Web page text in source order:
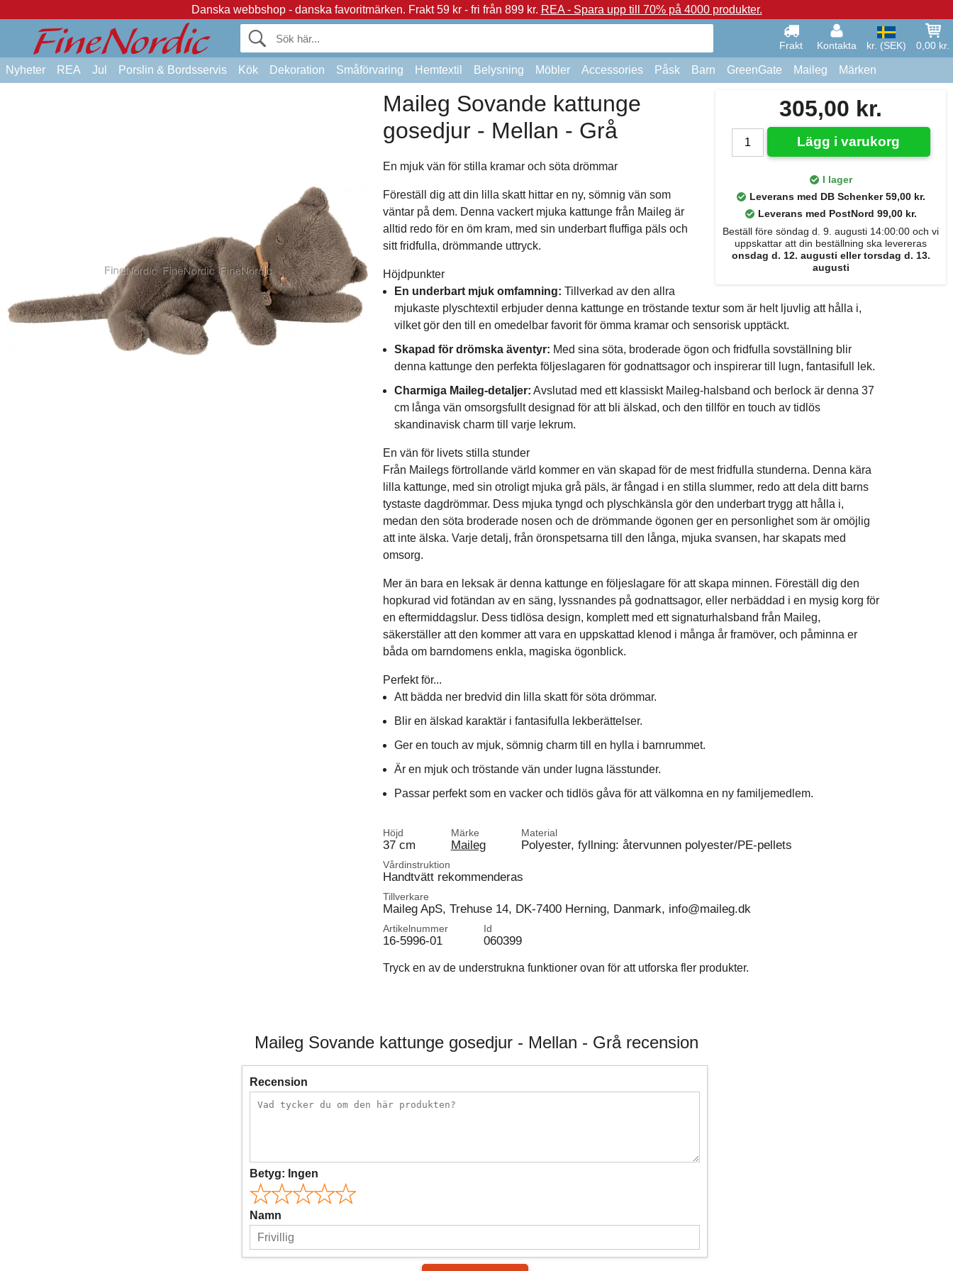
Danska webbshop - danska favoritmärken. Frakt 59 kr - fri från 899 kr. REA - Spara upp till 70% på 4000 produkter.
Frakt Kontakta kr. (SEK) 0,00 kr.
Nyheter REA Jul Porslin & Bordsservis Kök Dekoration Småförvaring Hemtextil Belysning Möbler Accessories Påsk Barn GreenGate Maileg Märken
305,00 kr.
Lägg i varukorg
I lager
Leverans med DB Schenker 59,00 kr.
Leverans med PostNord 99,00 kr.
Beställ före söndag d. 9. augusti 14:00:00 och vi
uppskattar att din beställning ska levereras
onsdag d. 12. augusti eller torsdag d. 13.
augusti
Maileg Sovande kattunge
gosedjur - Mellan - Grå
En mjuk vän för stilla kramar och söta drömmar
Föreställ dig att din lilla skatt hittar en ny, sömnig vän som
väntar på dem. Denna vackert mjuka kattunge från Maileg är
alltid redo för en öm kram, med sin underbart fluffiga päls och
sitt fridfulla, drömmande uttryck.
Höjdpunkter
En underbart mjuk omfamning: Tillverkad av den allra
mjukaste plyschtextil erbjuder denna kattunge en tröstande textur som är helt ljuvlig att hålla i,
vilket gör den till en omedelbar favorit för ömma kramar och sensorisk upptäckt.
Skapad för drömska äventyr: Med sina söta, broderade ögon och fridfulla sovställning blir
denna kattunge den perfekta följeslagaren för godnattsagor och inspirerar till lugn, fantasifull lek.
Charmiga Maileg-detaljer: Avslutad med ett klassiskt Maileg-halsband och berlock är denna 37
cm långa vän omsorgsfullt designad för att bli älskad, och den tillför en touch av tidlös
skandinavisk charm till varje lekrum.
En vän för livets stilla stunder
Från Mailegs förtrollande värld kommer en vän skapad för de mest fridfulla stunderna. Denna kära
lilla kattunge, med sin otroligt mjuka grå päls, är fångad i en stilla slummer, redo att dela ditt barns
tystaste dagdrömmar. Dess mjuka tyngd och plyschkänsla gör den underbart trygg att hålla i,
medan den söta broderade nosen och de drömmande ögonen ger en personlighet som är omöjlig
att inte älska. Varje detalj, från öronspetsarna till den långa, mjuka svansen, har skapats med
omsorg.
Mer än bara en leksak är denna kattunge en följeslagare för att skapa minnen. Föreställ dig den
hopkurad vid fotändan av en säng, lyssnandes på godnattsagor, eller nerbäddad i en mysig korg för
en eftermiddagslur. Dess tidlösa design, komplett med ett signaturhalsband från Maileg,
säkerställer att den kommer att vara en uppskattad klenod i många år framöver, och påminna er
båda om barndomens enkla, magiska ögonblick.
Perfekt för...
Att bädda ner bredvid din lilla skatt för söta drömmar.
Blir en älskad karaktär i fantasifulla lekberättelser.
Ger en touch av mjuk, sömnig charm till en hylla i barnrummet.
Är en mjuk och tröstande vän under lugna lässtunder.
Passar perfekt som en vacker och tidlös gåva för att välkomna en ny familjemedlem.
Höjd
37 cm
Märke
Maileg
Material
Polyester, fyllning: återvunnen polyester/PE-pellets
Vårdinstruktion
Handtvätt rekommenderas
Tillverkare
Maileg ApS, Trehuse 14, DK-7400 Herning, Danmark, info@maileg.dk
Artikelnummer
16-5996-01
Id
060399
Tryck en av de understrukna funktioner ovan för att utforska fler produkter.
Maileg Sovande kattunge gosedjur - Mellan - Grå recension
Recension
Betyg: Ingen
Namn